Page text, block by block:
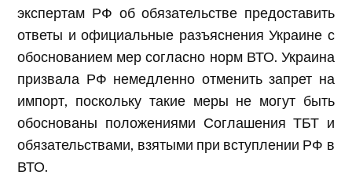
экспертам РФ об обязательстве предоставить
ответы и официальные разъяснения Украине с
обоснованием мер согласно норм ВТО. Украина
призвала РФ немедленно отменить запрет на
импорт, поскольку такие меры не могут быть
обоснованы положениями Соглашения ТБТ и
обязательствами, взятыми при вступлении РФ в
ВТО.